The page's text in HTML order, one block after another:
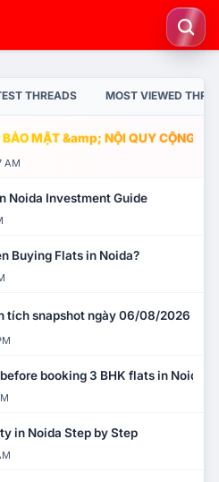
THREADS MOST VIEWED
BẢO MẬT &amp; NỘI QUY CỘNG
AM
Noida Investment Guide
Buying Flats in Noida?
tích snapshot ngày 06/08/2026
booking 3 BHK flats in Noida?
in Noida Step by Step